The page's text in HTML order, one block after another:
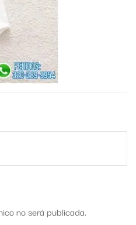
no será publicada.